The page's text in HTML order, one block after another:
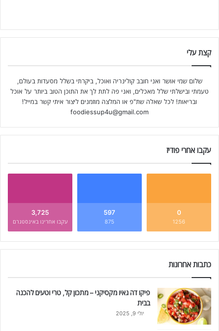
קצת עלי
שלום שמי אושר ואני חובב קולינריה ואוכל, ביקרתי בשלל מסעדות בעולם,
טעמתי ובישלתי שלל מאכלים, ואני פה לתת לך את התוכן הטוב ביותר על אוכל
ובריאות! לכל שאלה שת"פ או המלצה מוזמנים ליצור איתי קשר במייל!
foodiessup4u@gmail.com
עקבו אחרי פודיז
0
1256
597
875
3,725
עקבו אחרינו באינסטגרם
כתבות אחרונות
פיקו דה גאיו מקסיקני – מתכון קל, טרי וטעים להכנה
בבית
יולי 9, 2025